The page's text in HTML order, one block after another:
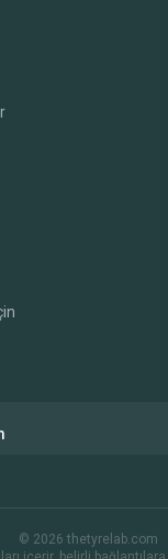
© 2026 thetyrelab.com